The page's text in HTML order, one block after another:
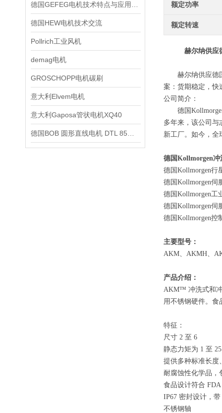
德国HEW电机技术交流
Pollrich工业风机
demag电机
GROSCHOPP电机碳刷
意大利Elvem电机
意大利Gaposa管状电机XQ40
额定功率
额定转速
赫尔纳供应
赫尔纳供应德
案：货期稳定，快
公司简介：
德国
多年来，该公司与
新工厂。如今，全
德国Kollmorgen冲
德国 Kollmorgen行
德国 Kollmorgen伺
德国 Kollmorgen工
德国 Kollmorgen伺
德国 Kollmorgen控
主要型号：
AKM、 AKMH、
产品介绍：
AKM™ 冲洗式和冲
用不锈钢硬件。食
特征：
尺寸 2 至 6
静态力矩为 1 至
提供多种标准长度
耐腐蚀性化学品，
食品设计符合
IP67 密封设计，
不锈钢轴